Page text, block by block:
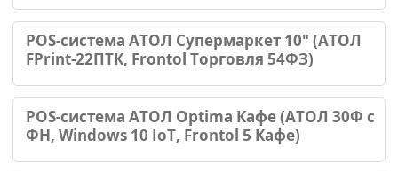
POS-система АТОЛ Супермаркет 10" (АТОЛ
FPrint-22ПТК, Frontol Торговля 54ФЗ)
POS-система АТОЛ Optima Кафе (АТОЛ 30Ф c
ФН, Windows 10 IoT, Frontol 5 Кафе)